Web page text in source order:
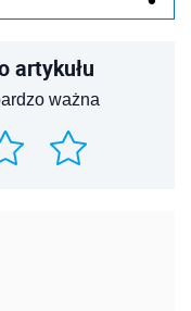
artykułu
ważna